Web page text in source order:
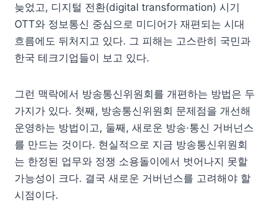
늦었고, 디지털 전환(digital transformation) 시기
OTT와 정보통신 중심으로 미디어가 재편되는 시대
흐름에도 뒤처지고 있다. 그 피해는 고스란히 국민과
한국 테크기업들이 보고 있다.
그런 맥락에서 방송통신위원회를 개편하는 방법은 두
가지가 있다. 첫째, 방송통신위원회 문제점을 개선해
운영하는 방법이고, 둘째, 새로운 방송·통신 거버넌스
를 만드는 것이다. 현실적으로 지금 방송통신위원회
는 한정된 업무와 정쟁 소용돌이에서 벗어나지 못할
가능성이 크다. 결국 새로운 거버넌스를 고려해야 할
시점이다.